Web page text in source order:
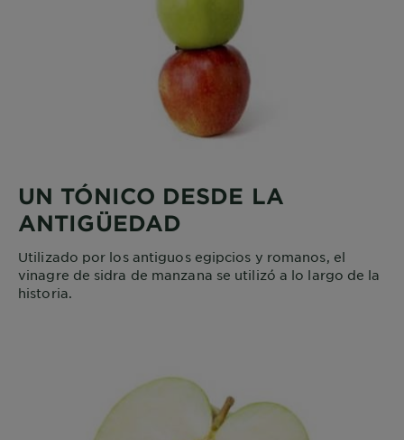
UN TÓNICO DESDE LA
ANTIGÜEDAD
Utilizado por los antiguos egipcios y romanos, el
vinagre de sidra de manzana se utilizó a lo largo de la
historia.